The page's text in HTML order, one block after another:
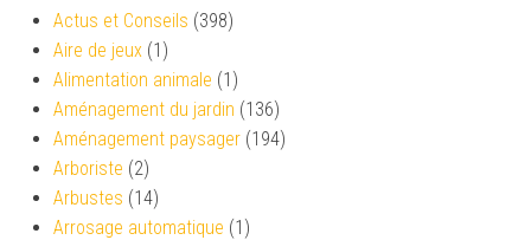
Actus et Conseils (398)
Aire de jeux (1)
Alimentation animale (1)
Aménagement du jardin (136)
Aménagement paysager (194)
Arboriste (2)
Arbustes (14)
Arrosage automatique (1)